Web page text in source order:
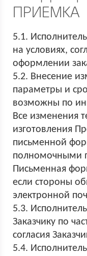
ПРИЕМКА
5.1.
на условиях,
оформлении
5.2. Внесение
параметры и
возможны по
Все изменения
изготовления
письменной
полномочными
Письменная
если стороны
электронной
5.3.
Заказчику по
согласия
5.4.